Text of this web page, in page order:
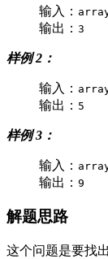
输入：
输出： 3
样例 2：
输入：
输出： 5
样例 3：
输入：
输出： 9
解题思路
这个问题是要找